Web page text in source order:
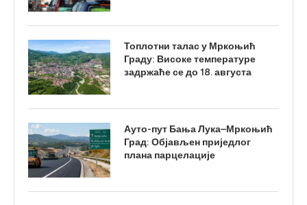
Топлотни талас у Мркоњић
Граду: Високе температуре
задржаће се до 18. августа
Ауто-пут Бања Лука–Мркоњић
Град: Објављен приједлог
плана парцелације